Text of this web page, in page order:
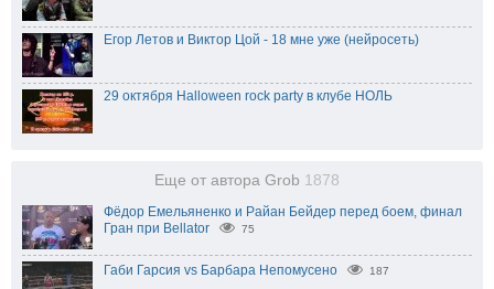
Егор Летов и Виктор Цой - 18 мне уже (нейросеть)
29 октября Halloween rock party в клубе НОЛЬ
Еще от автора Grob 1878
Фёдор Емельяненко и Райан Бейдер перед боем, финал
Гран при Bellator
75
Габи Гарсия vs Барбара Непомусено 187